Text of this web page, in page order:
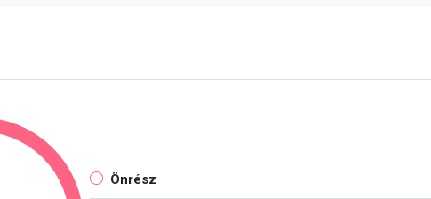
Önrész